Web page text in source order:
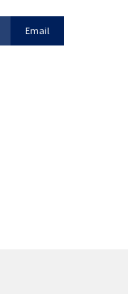
Email